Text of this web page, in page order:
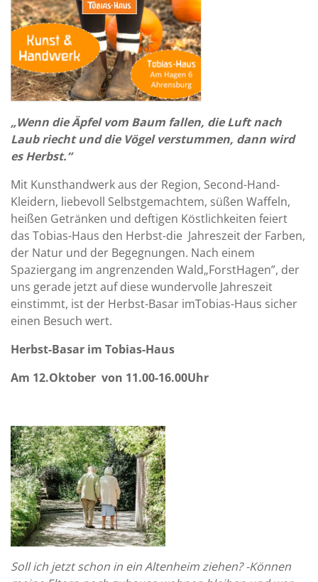
„Wenn die Äpfel vom Baum fallen, die Luft nach
Laub riecht und die Vögel verstummen, dann wird
es Herbst.“
Mit Kunsthandwerk aus der Region, Second-Hand-
Kleidern, liebevoll Selbstgemachtem, süßen Waffeln,
heißen Getränken und deftigen Köstlichkeiten feiert
das Tobias-Haus den Herbst-die Jahreszeit der Farben,
der Natur und der Begegnungen. Nach einem
Spaziergang im angrenzenden Wald„ForstHagen”, der
uns gerade jetzt auf diese wundervolle Jahreszeit
einstimmt, ist der Herbst-Basar imTobias-Haus sicher
einen Besuch wert.
Herbst-Basar im Tobias-Haus
Am 12.Oktober von 11.00-16.00Uhr
Soll ich jetzt schon in ein Altenheim ziehen? -Können